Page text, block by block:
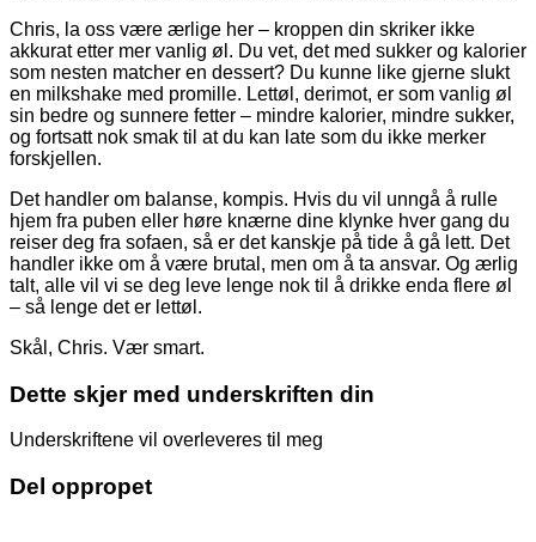
Chris, la oss være ærlige her – kroppen din skriker ikke
akkurat etter mer vanlig øl. Du vet, det med sukker og kalorier
som nesten matcher en dessert? Du kunne like gjerne slukt
en milkshake med promille. Lettøl, derimot, er som vanlig øl
sin bedre og sunnere fetter – mindre kalorier, mindre sukker,
og fortsatt nok smak til at du kan late som du ikke merker
forskjellen.
Det handler om balanse, kompis. Hvis du vil unngå å rulle
hjem fra puben eller høre knærne dine klynke hver gang du
reiser deg fra sofaen, så er det kanskje på tide å gå lett. Det
handler ikke om å være brutal, men om å ta ansvar. Og ærlig
talt, alle vil vi se deg leve lenge nok til å drikke enda flere øl
– så lenge det er lettøl.
Skål, Chris. Vær smart.
Dette skjer med underskriften din
Underskriftene vil overleveres til meg
Del oppropet